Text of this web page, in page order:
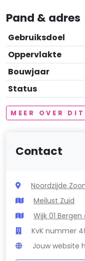
Pand & adres
Gebruiksdoel
Oppervlakte
Bouwjaar
Status
MEER OVER DIT
Contact
Noordzijde
Meilust Zuid
Wijk 01
KvK nummer
Jouw website